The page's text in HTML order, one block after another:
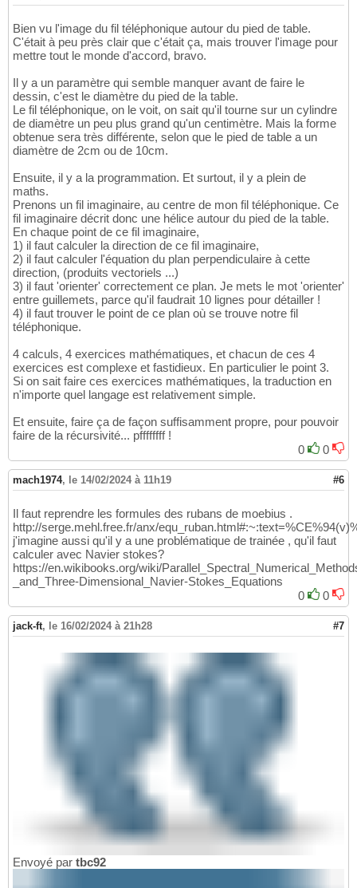
Bien vu l'image du fil téléphonique autour du pied de table.
C'était à peu près clair que c'était ça, mais trouver l'image pour
mettre tout le monde d'accord, bravo.
Il y a un paramètre qui semble manquer avant de faire le
dessin, c'est le diamètre du pied de la table.
Le fil téléphonique, on le voit, on sait qu'il tourne sur un cylindre
de diamètre un peu plus grand qu'un centimètre. Mais la forme
obtenue sera très différente, selon que le pied de table a un
diamètre de 2cm ou de 10cm.
Ensuite, il y a la programmation. Et surtout, il y a plein de
maths.
Prenons un fil imaginaire, au centre de mon fil téléphonique. Ce
fil imaginaire décrit donc une hélice autour du pied de la table.
En chaque point de ce fil imaginaire,
1) il faut calculer la direction de ce fil imaginaire,
2) il faut calculer l'équation du plan perpendiculaire à cette
direction, (produits vectoriels ...)
3) il faut 'orienter' correctement ce plan. Je mets le mot 'orienter'
entre guillemets, parce qu'il faudrait 10 lignes pour détailler !
4) il faut trouver le point de ce plan où se trouve notre fil
téléphonique.
4 calculs, 4 exercices mathématiques, et chacun de ces 4
exercices est complexe et fastidieux. En particulier le point 3.
Si on sait faire ces exercices mathématiques, la traduction en
n'importe quel langage est relativement simple.
Et ensuite, faire ça de façon suffisamment propre, pour pouvoir
faire de la récursivité... pffffffff !
0
0
mach1974, le 14/02/2024 à 11h19 #6
Il faut reprendre les formules des rubans de moebius .
http://serge.mehl.free.fr/anx/
j'imagine aussi qu'il y a une problématique de trainée , qu'il faut
calculer avec Navier stokes?
https://en.wikibooks.org/wiki/
_and_Three-Dimensional_Navier-Stokes_Equations
0
0
jack-ft, le 16/02/2024 à 21h28 #7
Envoyé par tbc92